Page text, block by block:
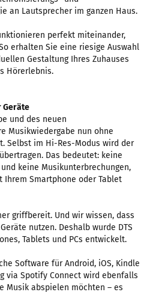
an Lautsprecher im ganzen Haus.
perfekt miteinander,
erhalten Sie eine riesige Auswahl
Gestaltung Ihres Zuhauses
Hörerlebnis.
Geräte
und des neuen
Musikwiedergabe nun ohne
Selbst im Hi-Res-Modus wird der
Das bedeutet: keine
keine Musikunterbrechungen,
Ihrem Smartphone oder Tablet
griffbereit. Und wir wissen, dass
nutzen. Deshalb wurde DTS
Tablets und PCs entwickelt.
Software für Android, iOS, Kindle
via Spotify Connect wird ebenfalls
Musik abspielen möchten – es